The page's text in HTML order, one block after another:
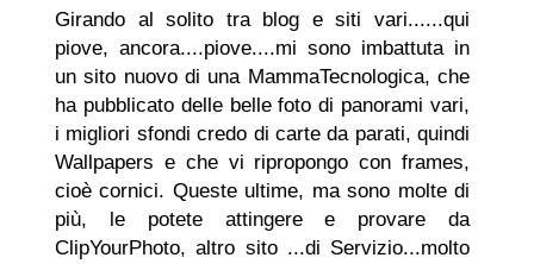
Girando al solito tra blog e siti vari......qui
piove, ancora....piove....mi sono imbattuta in
un sito nuovo di una MammaTecnologica, che
ha pubblicato delle belle foto di panorami vari,
i migliori sfondi credo di carte da parati, quindi
Wallpapers e che vi ripropongo con frames,
cioè cornici. Queste ultime, ma sono molte di
più, le potete attingere e provare da
ClipYourPhoto, altro sito ...di Servizio...molto